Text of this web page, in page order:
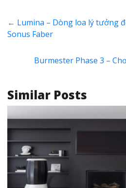
← Lumina – Dòng loa lý tưởng
Sonus Faber
Burmester Phase 3 –
Similar Posts